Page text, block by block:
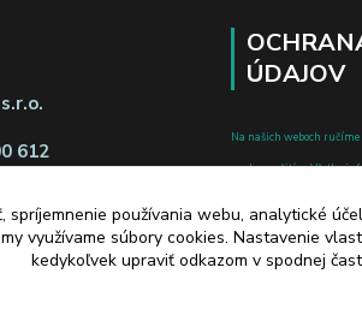
612
tu
ÚDAJOV
Na našich weboch
pred zneužitím. Všetky
a o zmene a doplnení
spríjemnenie používania webu, analytické
využívame súbory cookies. Nastavenie
kedykoľvek upraviť odkazom v spodnej